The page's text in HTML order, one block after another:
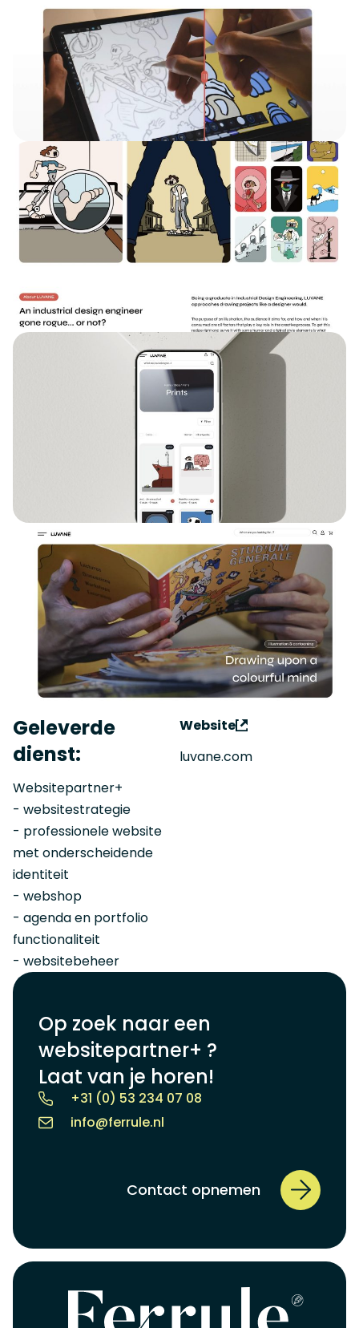
Geleverde
dienst:
Websitepartner+
- websitestrategie
- professionele website
met onderscheidende
identiteit
- webshop
- agenda en portfolio
functionaliteit
- websitebeheer
Website
luvane.com
Op zoek naar een
websitepartner+ ?
Laat van je horen!
+31 (0) 53 234 07 08
info@ferrule.nl
Contact opnemen